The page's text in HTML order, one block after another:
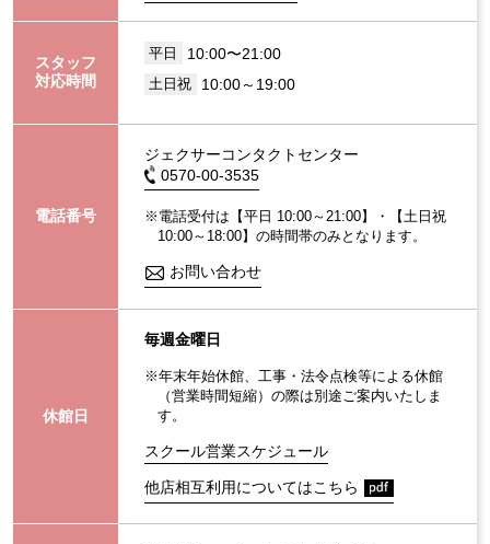
スタッフ
対応時間
平日 10:00〜21:00
土日祝 10:00～19:00
電話番号
ジェクサーコンタクトセンター
0570-00-3535
※電話受付は【平日 10:00～21:00】・【土日祝
10:00～18:00】の時間帯のみとなります。
お問い合わせ
休館日
毎週金曜日
※年末年始休館、工事・法令点検等による休館
（営業時間短縮）の際は別途ご案内いたしま
す。
スクール営業スケジュール
他店相互利用についてはこちら